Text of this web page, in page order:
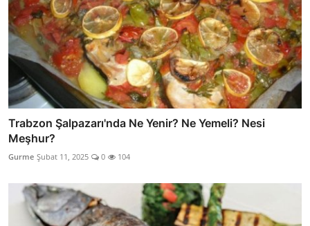
Trabzon Şalpazarı'nda Ne Yenir? Ne Yemeli? Nesi
Meşhur?
Gurme Şubat 11, 2025 0 104